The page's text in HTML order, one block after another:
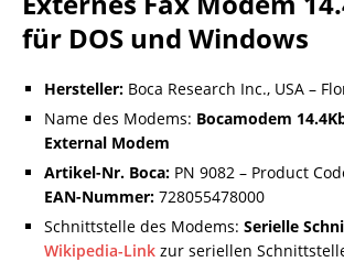
für DOS und Windows
Hersteller: Boca Research Inc., USA –
Name des Modems: Bocamodem
External Modem
Artikel-Nr. Boca: PN 9082 – Product
EAN-Nummer: 728055478000
Schnittstelle des Modems: Serielle
Wikipedia-Link zur seriellen